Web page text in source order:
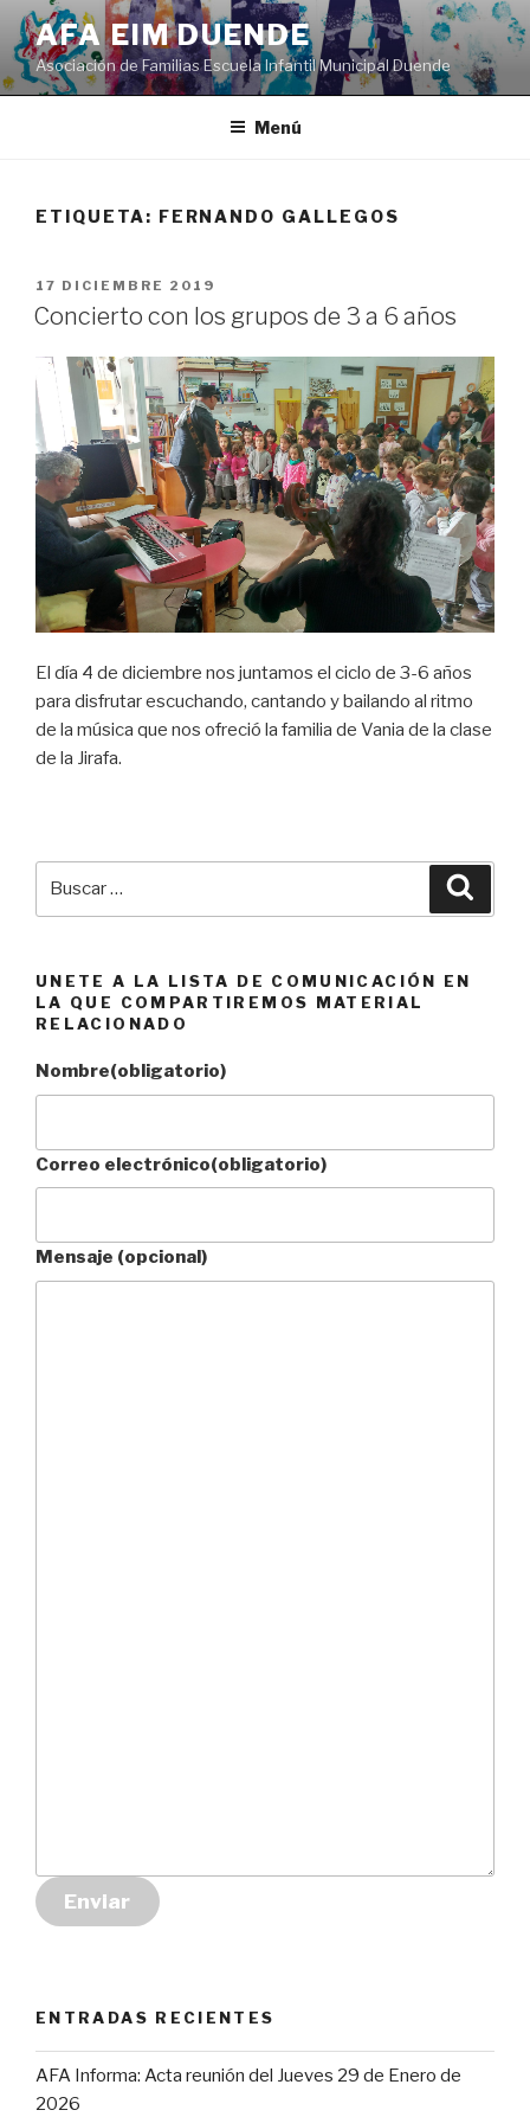
Saltar
contenido
AFA EIM DUENDE
Asociación de Familias Escuela Infantil Municipal Duende
Menú
ETIQUETA: FERNANDO GALLEGOS
PUBLICADO
EL
17 DICIEMBRE 2019
Concierto con los grupos de 3 a 6 años
El día 4 de diciembre nos juntamos el ciclo de 3-6 años
para disfrutar escuchando, cantando y bailando al ritmo
de la música que nos ofreció la familia de Vania de la clase
de la Jirafa.
UNETE A LA LISTA DE COMUNICACIÓN EN
LA QUE COMPARTIREMOS MATERIAL
RELACIONADO
Nombre(obligatorio)
Correo electrónico(obligatorio)
Mensaje (opcional)
Enviar
ENTRADAS RECIENTES
AFA Informa: Acta reunión del Jueves 29 de Enero de
2026